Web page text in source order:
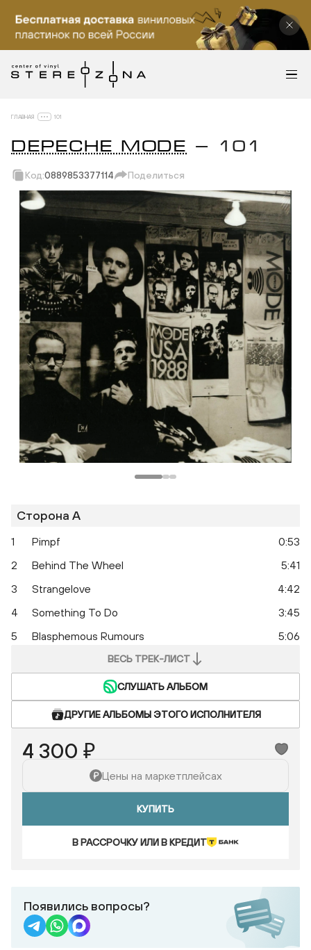
ГЛАВНАЯ 101
DEPECHE MODE — 101
Код:0889853377114 Поделиться
Скопировать ссылку
Вотсап
Макс
ВКонтакте
Одноклассники
Сторона A
1 Pimpf
0:53
2
Behind The Wheel
5:41
3
Strangelove
4:42
4
Something To Do
3:45
5
Blasphemous Rumours 5:06
ВЕСЬ ТРЕК-ЛИСТ
СЛУШАТЬ АЛЬБОМ
ДРУГИЕ АЛЬБОМЫ ЭТОГО ИСПОЛНИТЕЛЯ
4 300 ₽
Цены на маркетплейсах
КУПИТЬ
В РАССРОЧКУ ИЛИ В КРЕДИТ
Появились вопросы?